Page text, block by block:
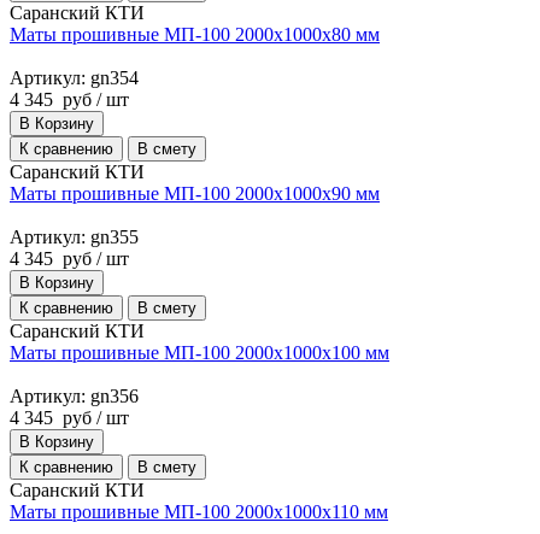
Саранский КТИ
Маты прошивные МП-100 2000х1000х80 мм
Артикул: gn354
4 345 руб / шт
В Корзину
К сравнению
В смету
Саранский КТИ
Маты прошивные МП-100 2000х1000х90 мм
Артикул: gn355
4 345 руб / шт
В Корзину
К сравнению
В смету
Саранский КТИ
Маты прошивные МП-100 2000х1000х100 мм
Артикул: gn356
4 345 руб / шт
В Корзину
К сравнению
В смету
Саранский КТИ
Маты прошивные МП-100 2000х1000х110 мм